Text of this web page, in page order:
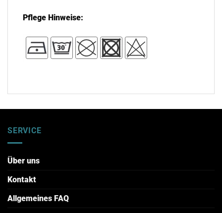
Pflege Hinweise:
SERVICE
Über uns
Kontakt
Allgemeines FAQ